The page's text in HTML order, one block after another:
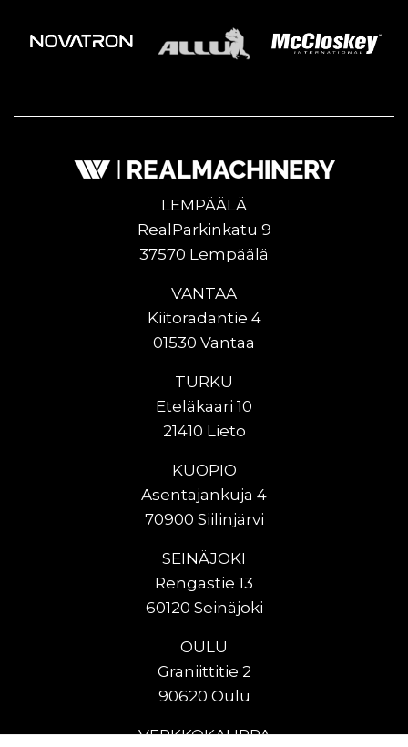
LEMPÄÄLÄ
RealParkinkatu 9
37570 Lempäälä
VANTAA
Kiitoradantie 4
01530 Vantaa
TURKU
Eteläkaari 10
21410 Lieto
KUOPIO
Asentajankuja 4
70900 Siilinjärvi
SEINÄJOKI
Rengastie 13
60120 Seinäjoki
OULU
Graniittitie 2
90620 Oulu
VERKKOKAUPPA